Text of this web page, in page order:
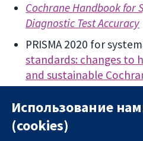
Cochrane Handbook for
Diagnostic Test Accuracy
PRISMA 2020 for
standards: changes to
and sustainable
RevMan Knowledge
Использование
(cookies)